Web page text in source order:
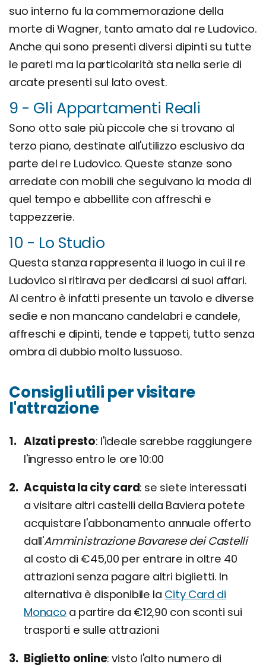
suo interno fu la commemorazione della
morte di Wagner, tanto amato dal re Ludovico.
Anche qui sono presenti diversi dipinti su tutte
le pareti ma la particolarità sta nella serie di
arcate presenti sul lato ovest.
9 - Gli Appartamenti Reali
Sono otto sale più piccole che si trovano al
terzo piano, destinate all'utilizzo esclusivo da
parte del re Ludovico. Queste stanze sono
arredate con mobili che seguivano la moda di
quel tempo e abbellite con affreschi e
tappezzerie.
10 - Lo Studio
Questa stanza rappresenta il luogo in cui il re
Ludovico si ritirava per dedicarsi ai suoi affari.
Al centro è infatti presente un tavolo e diverse
sedie e non mancano candelabri e candele,
affreschi e dipinti, tende e tappeti, tutto senza
ombra di dubbio molto lussuoso.
Consigli utili per visitare
l'attrazione
Alzati presto l'ideale sarebbe raggiungere
l'ingresso entro le ore 10:00
Acquista la city card se siete interessati
a visitare altri castelli della Baviera potete
acquistare l'abbonamento annuale offerto
dall'Amministrazione Bavarese dei Castelli
al costo di €45,00 per entrare in oltre 40
attrazioni senza pagare altri biglietti. In
alternativa è disponibile la City Card di
Monaco a partire da €12,90 con sconti sui
trasporti e sulle attrazioni
Biglietto online visto l'alto numero di